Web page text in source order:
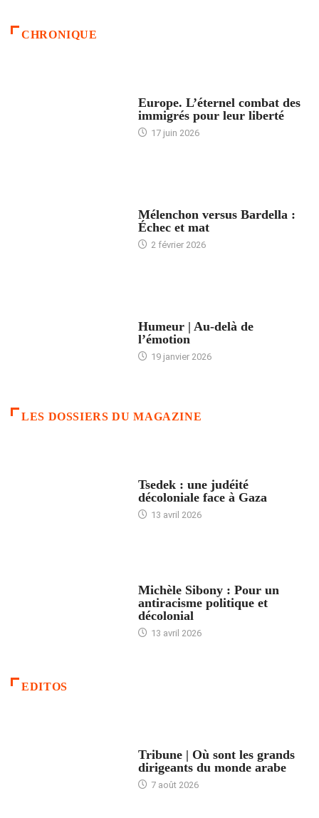
CHRONIQUE
Europe. L’éternel combat des
immigrés pour leur liberté
17 juin 2026
Mélenchon versus Bardella :
Échec et mat
2 février 2026
Humeur | Au-delà de
l’émotion
19 janvier 2026
LES DOSSIERS DU MAGAZINE
Tsedek : une judéité
décoloniale face à Gaza
13 avril 2026
Michèle Sibony : Pour un
antiracisme politique et
décolonial
13 avril 2026
EDITOS
Tribune | Où sont les grands
dirigeants du monde arabe
7 août 2026